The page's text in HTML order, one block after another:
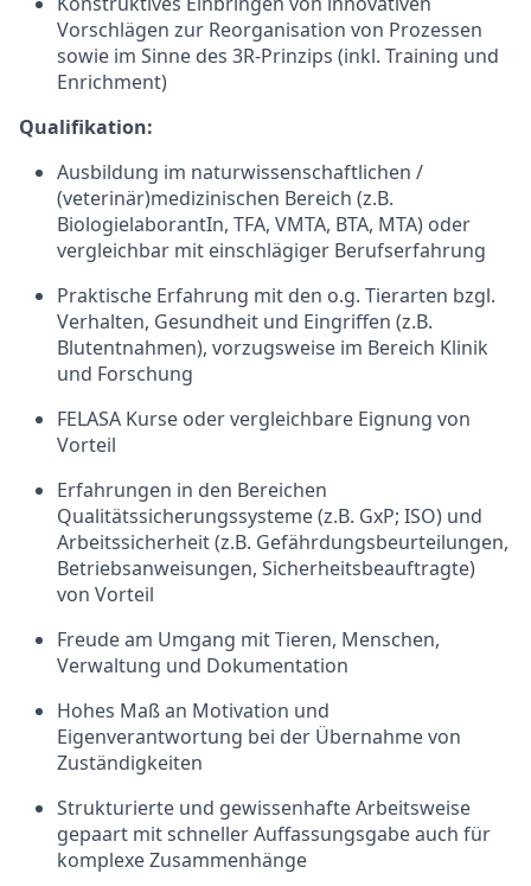
Vorschlägen zur Reorganisation von Prozessen
sowie im Sinne des 3R-Prinzips (inkl. Training und
Enrichment)
Qualifikation:
Ausbildung im naturwissenschaftlichen /
(veterinär)medizinischen Bereich (z.B.
BiologielaborantIn, TFA, VMTA, BTA, MTA) oder
vergleichbar mit einschlägiger Berufserfahrung
Praktische Erfahrung mit den o.g. Tierarten bzgl.
Verhalten, Gesundheit und Eingriffen (z.B.
Blutentnahmen), vorzugsweise im Bereich Klinik
und Forschung
FELASA Kurse oder vergleichbare Eignung von
Vorteil
Erfahrungen in den Bereichen
Qualitätssicherungssysteme(z.B. GxP; ISO) und
Arbeitssicherheit (z.B. Gefährdungsbeurteilungen,
Betriebsanweisungen, Sicherheitsbeauftragte)
von Vorteil
Freude am Umgang mit Tieren, Menschen,
Verwaltung und Dokumentation
Hohes Maß an Motivation und
Eigenverantwortung bei der Übernahme von
Zuständigkeiten
Strukturierte und gewissenhafte Arbeitsweise
gepaart mit schneller Auffassungsgabe auch für
komplexe Zusammenhänge